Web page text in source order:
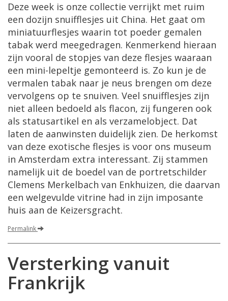
Deze week is onze collectie verrijkt met ruim
een dozijn snuifflesjes uit China. Het gaat om
miniatuurflesjes waarin tot poeder gemalen
tabak werd meegedragen. Kenmerkend hieraan
zijn vooral de stopjes van deze flesjes waaraan
een mini-lepeltje gemonteerd is. Zo kun je de
vermalen tabak naar je neus brengen om deze
vervolgens op te snuiven. Veel snuifflesjes zijn
niet alleen bedoeld als flacon, zij fungeren ook
als statusartikel en als verzamelobject. Dat
laten de aanwinsten duidelijk zien. De herkomst
van deze exotische flesjes is voor ons museum
in Amsterdam extra interessant. Zij stammen
namelijk uit de boedel van de portretschilder
Clemens Merkelbach van Enkhuizen, die daarvan
een welgevulde vitrine had in zijn imposante
huis aan de Keizersgracht.
Permalink
Versterking vanuit
Frankrijk